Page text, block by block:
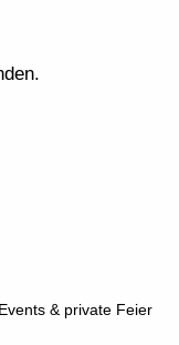
& private Feier